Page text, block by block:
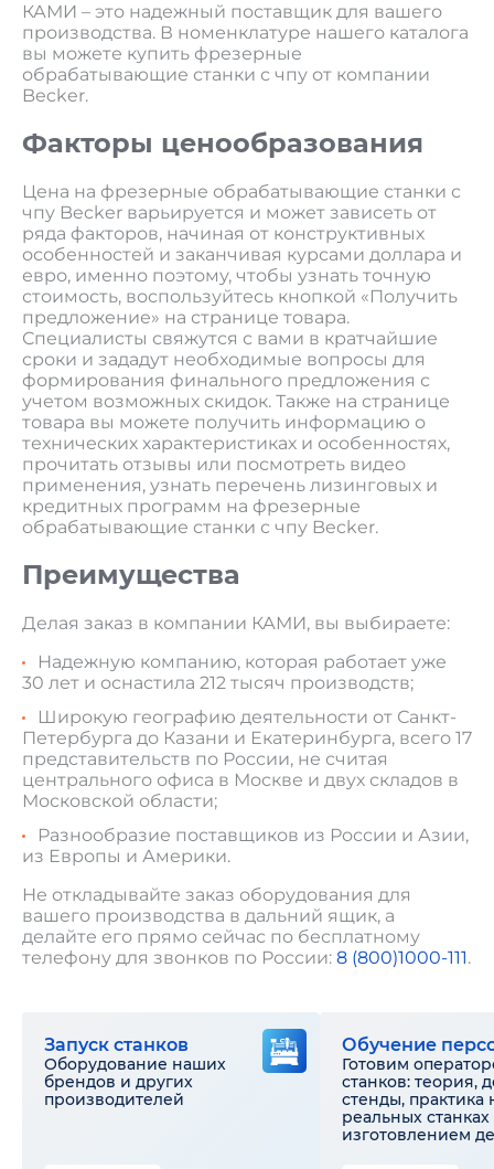
КАМИ – это надежный поставщик для вашего
производства. В номенклатуре нашего каталога
вы можете купить фрезерные
обрабатывающие станки с чпу от компании
Becker.
Факторы ценообразования
Цена на фрезерные обрабатывающие станки с
чпу Becker варьируется и может зависеть от
ряда факторов, начиная от конструктивных
особенностей и заканчивая курсами доллара и
евро, именно поэтому, чтобы узнать точную
стоимость, воспользуйтесь кнопкой «Получить
предложение» на странице товара.
Специалисты свяжутся с вами в кратчайшие
сроки и зададут необходимые вопросы для
формирования финального предложения с
учетом возможных скидок. Также на странице
товара вы можете получить информацию о
технических характеристиках и особенностях,
прочитать отзывы или посмотреть видео
применения, узнать перечень лизинговых и
кредитных программ на фрезерные
обрабатывающие станки с чпу Becker.
Преимущества
Делая заказ в компании КАМИ, вы выбираете:
Надежную компанию, которая работает уже
30 лет и оснастила 212 тысяч производств;
Широкую географию деятельности от Санкт-
Петербурга до Казани и Екатеринбурга, всего 17
представительств по России, не считая
центрального офиса в Москве и двух складов в
Московской области;
Разнообразие поставщиков из России и Азии,
из Европы и Америки.
Не откладывайте заказ оборудования для
вашего производства в дальний ящик, а
делайте его прямо сейчас по бесплатному
телефону для звонков по России: 8 (800)1000-111.
Запуск станков
Оборудование наших
брендов и других
производителей
Обучение
Готовим
станков: теория,
стенды, практика
реальных станках
изготовлением